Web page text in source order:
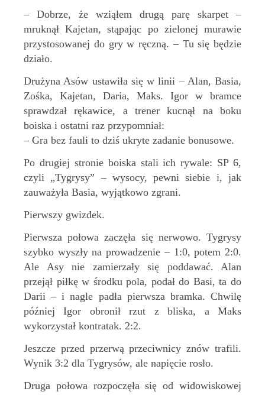
– Dobrze, że wziąłem drugą parę skarpet –
mruknął Kajetan, stąpając po zielonej murawie
przystosowanej do gry w ręczną. – Tu się będzie
działo.
Drużyna Asów ustawiła się w linii – Alan, Basia,
Zośka, Kajetan, Daria, Maks. Igor w bramce
sprawdzał rękawice, a trener kucnął na boku
boiska i ostatni raz przypomniał:
– Gra bez fauli to dziś ukryte zadanie bonusowe.
Po drugiej stronie boiska stali ich rywale: SP 6,
czyli „Tygrysy” – wysocy, pewni siebie i, jak
zauważyła Basia, wyjątkowo zgrani.
Pierwszy gwizdek.
Pierwsza połowa zaczęła się nerwowo. Tygrysy
szybko wyszły na prowadzenie – 1:0, potem 2:0.
Ale Asy nie zamierzały się poddawać. Alan
przejął piłkę w środku pola, podał do Basi, ta do
Darii – i nagle padła pierwsza bramka. Chwilę
później Igor obronił rzut z bliska, a Maks
wykorzystał kontratak. 2:2.
Jeszcze przed przerwą przeciwnicy znów trafili.
Wynik 3:2 dla Tygrysów, ale napięcie rosło.
Druga połowa rozpoczęła się od widowiskowej